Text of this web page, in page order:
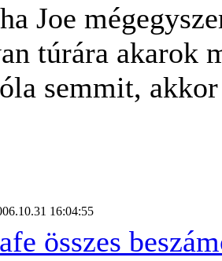
Joe
túrára akarok
semmit,
16:04:55
összes